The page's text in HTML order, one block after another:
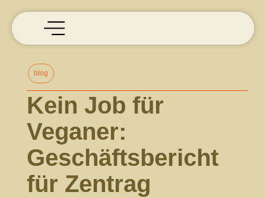
blog
Kein Job für
Veganer:
Geschäftsbericht
für Zentrag